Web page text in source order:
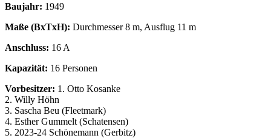
Baujahr: 1949
Maße (BxTxH): Durchmesser 8 m, Ausflug 11 m
Anschluss: 16 A
Kapazität: 16 Personen
Vorbesitzer: 1. Otto Kosanke
2. Willy Höhn
3. Sascha Beu (Fleetmark)
4. Esther Gummelt (Schatensen)
5. 2023-24 Schönemann (Gerbitz)